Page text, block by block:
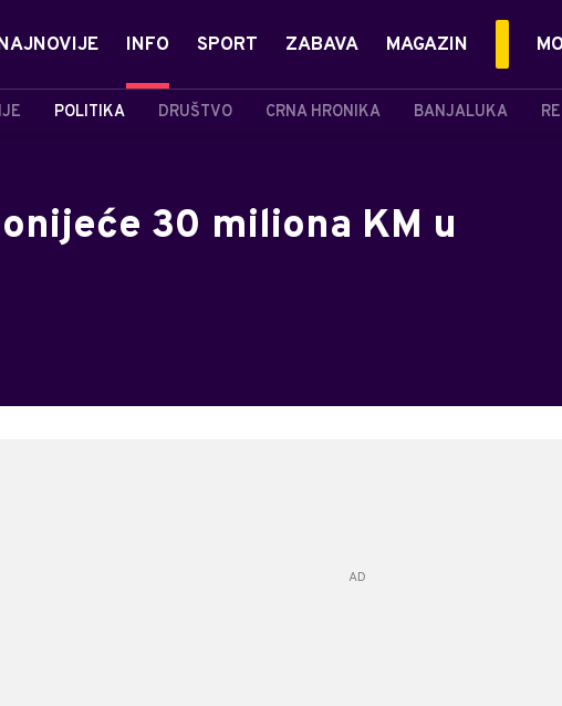
INFO
POLITIKA DRUŠTVO CRNA HRONIKA BANJALUKA
SPORT ZABAVA MAGAZIN
30 miliona KM u